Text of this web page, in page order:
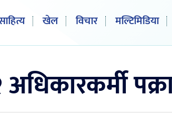
खेल विचार मल्टिमिडिया